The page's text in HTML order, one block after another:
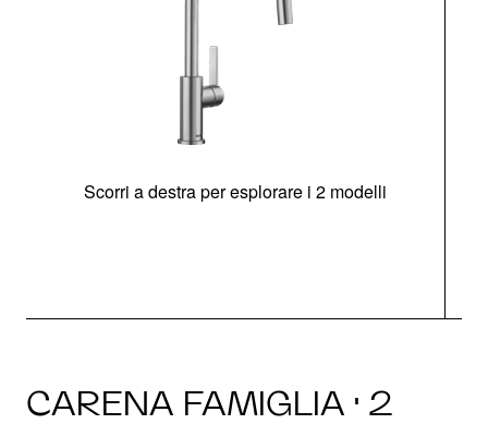
Scorri a destra per esplorare i 2 modelli
CARENA FAMIGLIA · 2